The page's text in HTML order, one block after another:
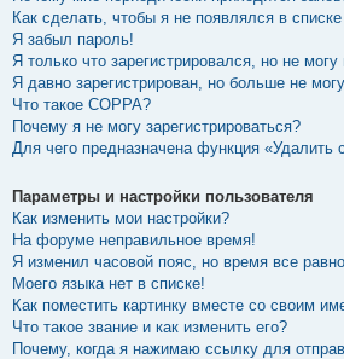
Как сделать, чтобы я не появлялся в
Я забыл пароль!
Я только что зарегистрировался, но не могу
Я давно зарегистрирован, но больше не
Что такое COPPA?
Почему я не могу зарегистрироваться?
Для чего предназначена функция «Удалить
Параметры и настройки пользователя
Как изменить мои настройки?
На форуме неправильное время!
Я изменил часовой пояс, но время все
Моего языка нет в списке!
Как поместить картинку вместе со своим
Что такое звание и как изменить его?
Почему, когда я нажимаю ссылку для